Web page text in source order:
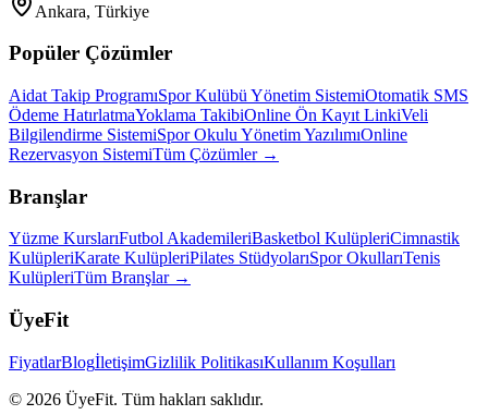
Ankara, Türkiye
Popüler Çözümler
Aidat Takip ProgramıSpor Kulübü Yönetim SistemiOtomatik SMS
Ödeme HatırlatmaYoklama TakibiOnline Ön Kayıt LinkiVeli
Bilgilendirme SistemiSpor Okulu Yönetim YazılımıOnline
Rezervasyon SistemiTüm Çözümler →
Branşlar
Yüzme KurslarıFutbol AkademileriBasketbol KulüpleriCimnastik
KulüpleriKarate KulüpleriPilates StüdyolarıSpor OkullarıTenis
KulüpleriTüm Branşlar →
ÜyeFit
FiyatlarBlogİletişimGizlilik PolitikasıKullanım Koşulları
© 2026 ÜyeFit. Tüm hakları saklıdır.